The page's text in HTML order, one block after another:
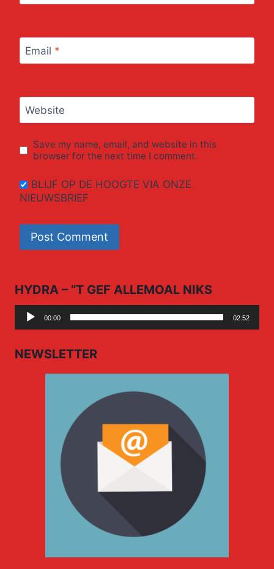
Email *
Website
Save my name, email, and website in this
browser for the next time I comment.
BLIJF OP DE HOOGTE VIA ONZE
NIEUWSBRIEF
HYDRA – “T GEF ALLEMOAL NIKS
Audio
Player
00:00 02:52
NEWSLETTER